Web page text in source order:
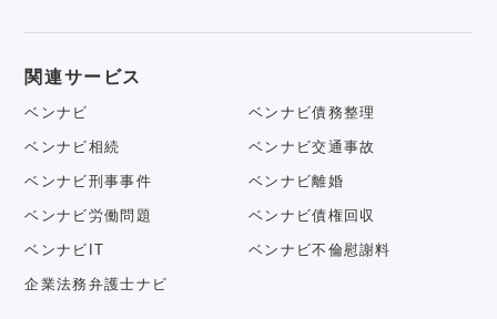
関連サービス
ベンナビ ベンナビ債務整理
ベンナビ相続 ベンナビ交通事故
ベンナビ刑事事件 ベンナビ離婚
ベンナビ労働問題 ベンナビ債権回収
ベンナビIT ベンナビ不倫慰謝料
企業法務弁護士ナビ